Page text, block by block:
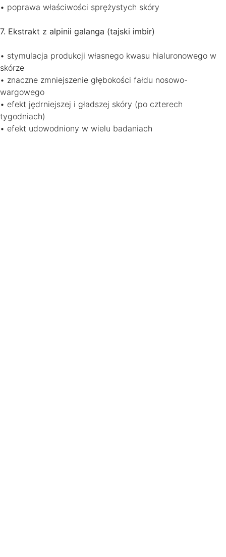
• poprawa właściwości sprężystych skóry
7. Ekstrakt z alpinii galanga (tajski imbir)
• stymulacja produkcji własnego kwasu hialuronowego w
skórze
• znaczne zmniejszenie głębokości fałdu nosowo-
wargowego
• efekt jędrniejszej i gładszej skóry (po czterech
tygodniach)
• efekt udowodniony w wielu badaniach